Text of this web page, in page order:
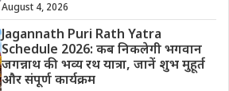
August 4, 2026
Jagannath Puri Rath Yatra
Schedule 2026: कब निकलेगी भगवान
जगन्नाथ की भव्य रथ यात्रा, जानें शुभ मुहूर्त
और संपूर्ण कार्यक्रम